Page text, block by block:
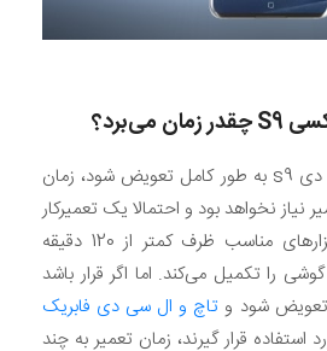
S9چقدر زمان می‌برد؟
اگر قرار باشد تاچ ال سی دی s9 به طور کامل تعویض شود، زمان
نیاز نخواهد بود و احتمالا یک تعمیرکار
مجرب با دسترسی به ابزارهای مناسب ظرف کمتر از 120 دقیقه
را تکمیل می‌کند. اما اگر قرار باشد
تعویض شود و تاچ و ال سی دی فابریک
قرار گیرند، زمان تعمیر به چند